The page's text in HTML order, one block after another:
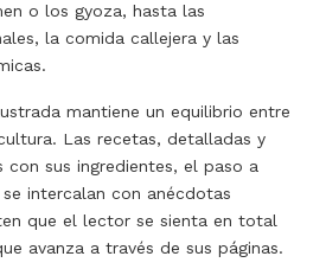
o los gyoza, hasta las
la comida callejera y las
mantiene un equilibrio entre
Las recetas, detalladas y
sus ingredientes, el paso a
intercalan con anécdotas
que el lector se sienta en total
avanza a través de sus páginas.